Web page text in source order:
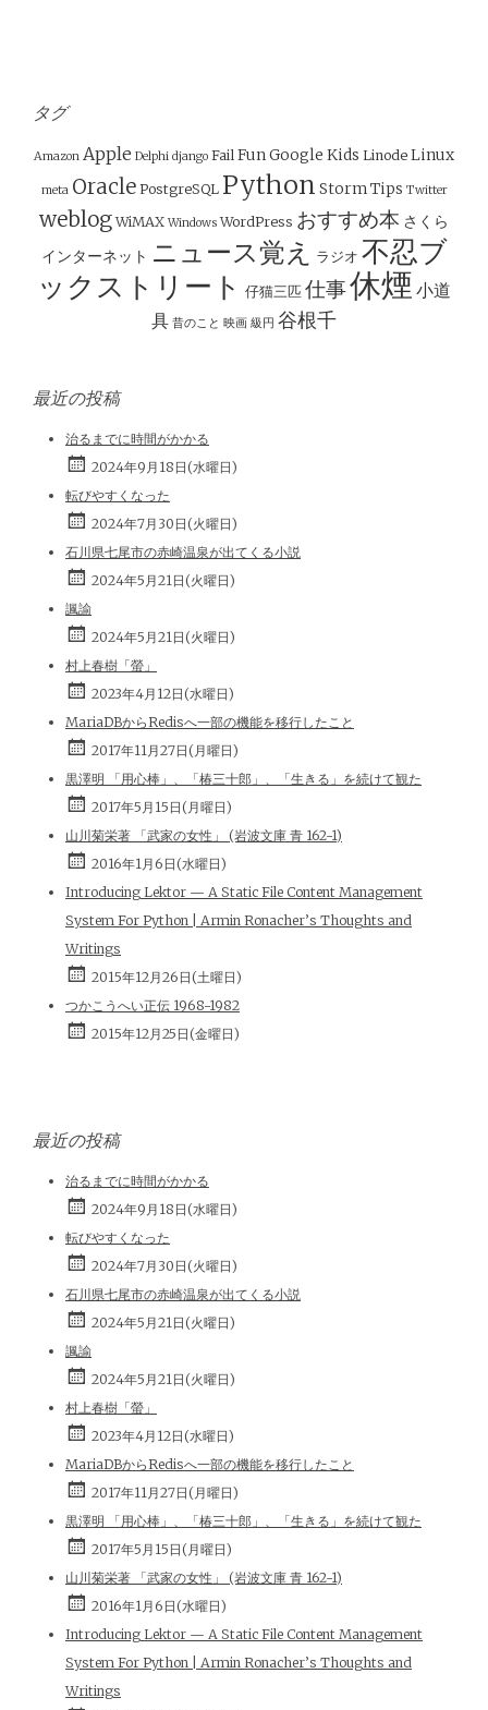
タグ
Amazon Apple Delphi django Fail FunGoogle Kids Linode Linux
meta Oracle PostgreSQL Python StormTips Twitter
weblog WiMAX Windows WordPress おすすめ本 さくら
インターネット ニュース覚え ラジオ 不忍ブ
ックストリート
仔猫三匹 仕事休煙 小道
具 昔のこと 映画 級円 谷根千
最近の投稿
治るまでに時間がかかる
2024年9月18日(水曜日)
転びやすくなった
2024年7月30日(火曜日)
石川県七尾市の赤崎温泉が出てくる小説
2024年5月21日(火曜日)
諷諭
2024年5月21日(火曜日)
村上春樹「螢」
2023年4月12日(水曜日)
MariaDBからRedisへ一部の機能を移行したこと
2017年11月27日(月曜日)
黒澤明 「用心棒」、「椿三十郎」、「生きる」を続けて観た
2017年5月15日(月曜日)
山川菊栄著 「武家の女性」 (岩波文庫 青 162-1)
2016年1月6日(水曜日)
Introducing Lektor — A Static File Content Management
System For Python | Armin Ronacher’s Thoughts and
Writings
2015年12月26日(土曜日)
つかこうへい正伝 1968-1982
2015年12月25日(金曜日)
最近の投稿
治るまでに時間がかかる
2024年9月18日(水曜日)
転びやすくなった
2024年7月30日(火曜日)
石川県七尾市の赤崎温泉が出てくる小説
2024年5月21日(火曜日)
諷諭
2024年5月21日(火曜日)
村上春樹「螢」
2023年4月12日(水曜日)
MariaDBからRedisへ一部の機能を移行したこと
2017年11月27日(月曜日)
黒澤明 「用心棒」、「椿三十郎」、「生きる」を続けて観た
2017年5月15日(月曜日)
山川菊栄著 「武家の女性」 (岩波文庫 青 162-1)
2016年1月6日(水曜日)
Introducing Lektor — A Static File Content Management
System For Python | Armin Ronacher’s Thoughts and
Writings